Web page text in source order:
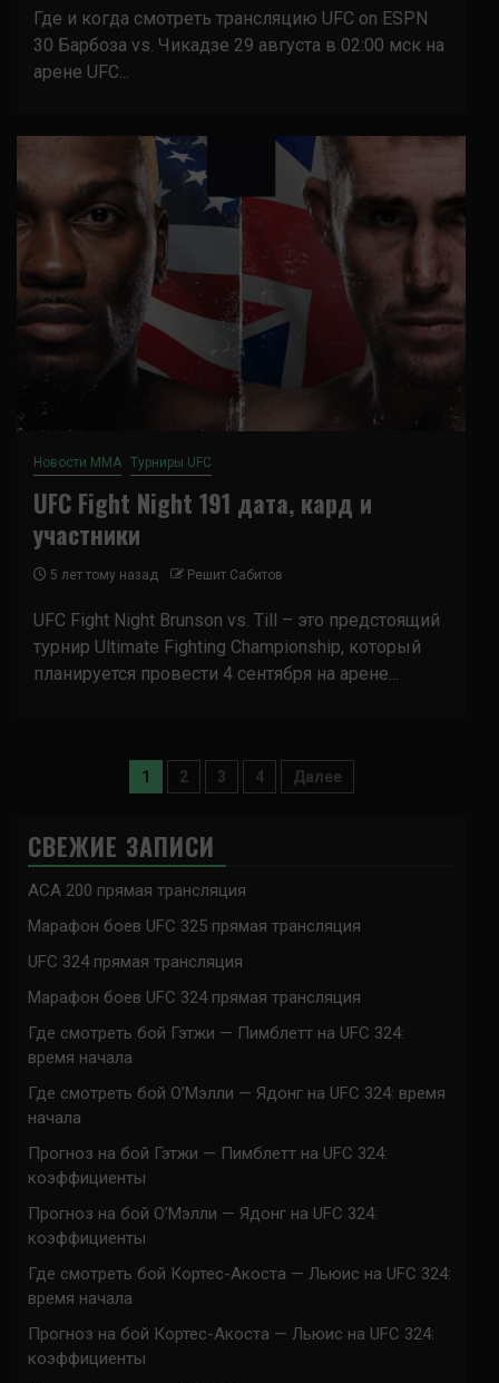
Где и когда смотреть трансляцию UFC on ESPN
30 Барбоза vs. Чикадзе 29 августа в 02:00 мск на
арене UFC...
Новости ММА Турниры UFC
UFC Fight Night 191 дата, кард и
участники
5 лет тому назад Решит Сабитов
UFC Fight Night Brunson vs. Till – это предстоящий
турнир Ultimate Fighting Championship, который
планируется провести 4 сентября на арене...
Пагинация
1 2 3 4 Далее
СВЕЖИЕ ЗАПИСИ
ACA 200 прямая трансляция
Марафон боев UFC 325 прямая трансляция
UFC 324 прямая трансляция
Марафон боев UFC 324 прямая трансляция
Где смотреть бой Гэтжи — Пимблетт на UFC 324:
время начала
Где смотреть бой О’Мэлли — Ядонг на UFC 324: время
начала
Прогноз на бой Гэтжи — Пимблетт на UFC 324:
коэффициенты
Прогноз на бой О’Мэлли — Ядонг на UFC 324:
коэффициенты
Где смотреть бой Кортес-Акоста — Льюис на UFC 324:
время начала
Прогноз на бой Кортес-Акоста — Льюис на UFC 324:
коэффициенты